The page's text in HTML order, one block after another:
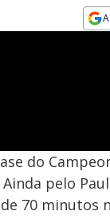
do
pelo
70 minutos